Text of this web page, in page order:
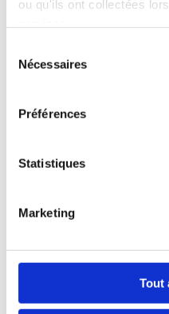
ou qu'ils ont collectées
Nécessaires
Préférences
Statistiques
Marketing
Tout
Un nouveau site
au quotidien
internet. Il a été entièrement
expérience plus simple, plus
Guides & Conseils
Lire l’article